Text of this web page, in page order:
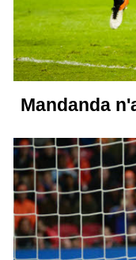
Mandanda